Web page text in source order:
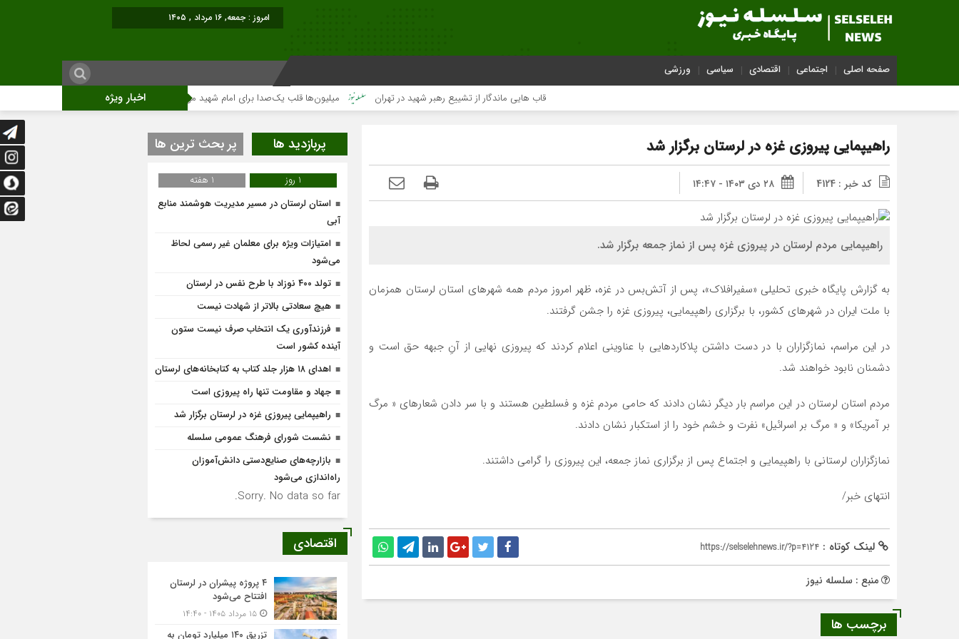
امروز : جمعه, ۱۶ مرداد , ۱۴۰۵
صفحه اصلی اجتماعی اقتصادی سیاسی ورزشی
اخبار ویژه قاب هایی ماندگار از تشییع رهبر شهید در تهران میلیون‌ها قلب یک‌صدا برای امام شهید می‌تپد نمایشگاه آثار هنری ویژه ارتحال امام
راهیپمایی پیروزی غزه در لرستان برگزار شد
کد خبر : 4124 ۲۸ دی ۱۴۰۳ - ۱۴:۴۷
راهیپمایی مردم لرستان در پیروزی غزه پس از نماز جمعه برگزار شد.
به گزارش پایگاه خبری تحلیلی «سفیرافلاک»، پس از آتش‌بس در غزه، ظهر امروز مردم همه شهرهای استان لرستان همزمان
با ملت ایران در شهرهای کشور، با برگزاری راهپیمایی، پیروزی غزه را جشن گرفتند.
در این مراسم، نمازگزاران با در دست داشتن پلاکاردهایی با عناوینی اعلام کردند که پیروزی نهایی از آنِ جبهه حق است و
دشمنان نابود خواهند شد.
مردم استان لرستان در این مراسم بار دیگر نشان دادند که حامی مردم غزه و فسلطین هستند و با سر دادن شعارهای « مرگ
بر آمریکا» و « مرگ بر اسرائیل» نفرت و خشم خود را از استکبار نشان دادند.
نمازگزاران لرستانی با راهپیمایی و اجتماع پس از برگزاری نماز جمعه، این پیروزی را گرامی داشتند.
انتهای خبر/
لینک کوتاه : https://selselehnews.ir/?p=4124
منبع : سلسله نیوز
برچسب ها
پربازدید ها پر بحث ترین ها
1 روز
1 هفته
استان لرستان در مسیر مدیریت هوشمند منابع
آبی
امتیازات ویژه برای معلمان غیر رسمی لحاظ
می‌شود
تولد ۴۰۰ نوزاد با طرح نفس در لرستان
هیچ سعادتی بالاتر از شهادت نیست
فرزندآوری یک انتخاب صرف نیست ستون
آینده کشور است
اهدای ۱۸ هزار جلد کتاب به کتابخانه‌های لرستان
جهاد و مقاومت تنها راه پیروزی است
راهیپمایی پیروزی غزه در لرستان برگزار شد
نشست شورای فرهنگ عمومی سلسله
بازارچه‌های صنایع‌دستی دانش‌آموزان
راه‌اندازی می‌شود
Sorry. No data so far.
اقتصادی
۴ پروژه پیشران در لرستان
افتتاح می‌شود
تزریق ۱۴۰ میلیارد تومان به